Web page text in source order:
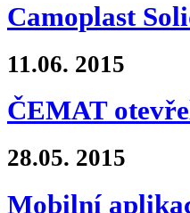
Camoplast
11.06. 2015
ČEMAT
28.05. 2015
Mobilní